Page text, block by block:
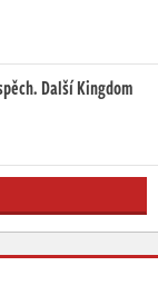
Další Kingdom